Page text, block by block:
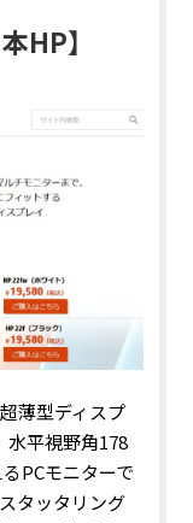
HP】
薄型ディスプ
水平視野角178
PCモニターで
タッタリング